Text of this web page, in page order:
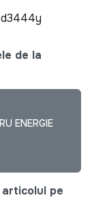
de la
ENERGIE
pe